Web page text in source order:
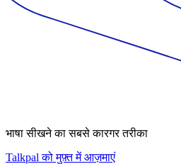
भाषा सीखने का सबसे कारगर तरीका
Talkpal को मुफ़्त में आज़माएं